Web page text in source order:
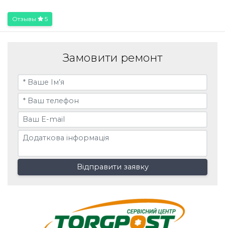
Отзывы 5
Замовити ремонт
Відправити заявку